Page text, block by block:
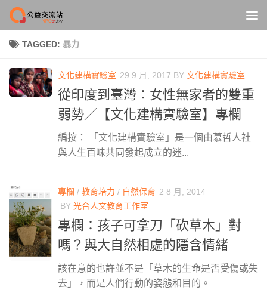
Skip to content
TAGGED: 暴力
文化建構實驗室 29 9 月, 2017 BY 文化建構實驗室
從印度到臺灣：女性無家者的雙重
弱勢／【文化建構實驗室】專欄
編按： 「文化建構實驗室」是一個由慕哲人社
與人生百味共同發起成立的迷...
專欄 / 教育培力 / 自然保育 2 8 月, 2014
BY 光合人文教育工作室
專欄：孩子可拿刀「砍草木」對
嗎？與大自然相處的隱含情緒
該在意的也許並不是「草木的生命是否受傷或失
去」，而是人們行動的姿態和目的。